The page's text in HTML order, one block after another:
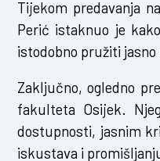
Tijekom predavanja
Perić istaknuo je
istodobno pružiti
Zaključno, ogledno
fakulteta Osijek.
dostupnosti, jasnim
iskustava i